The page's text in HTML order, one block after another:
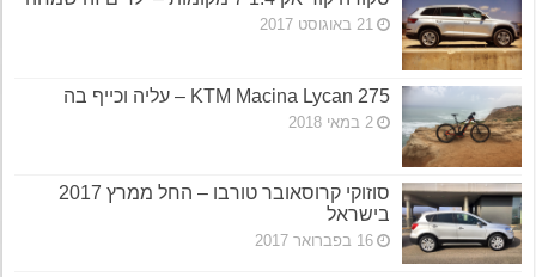
21 באוגוסט 2017
KTM Macina Lycan 275 – עליה וכייף בה
2 במאי 2018
סוזוקי קרוסאובר טורבו – החל ממרץ 2017
בישראל
16 בפברואר 2017